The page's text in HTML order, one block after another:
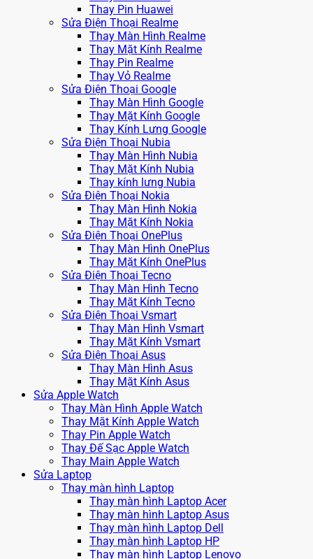
Thay Pin Huawei
Sửa Điện Thoại Realme
Thay Màn Hình Realme
Thay Mặt Kính Realme
Thay Pin Realme
Thay Vỏ Realme
Sửa Điện Thoại Google
Thay Màn Hình Google
Thay Mặt Kính Google
Thay Kính Lưng Google
Sửa Điện Thoại Nubia
Thay Màn Hình Nubia
Thay Mặt Kính Nubia
Thay kính lưng Nubia
Sửa Điện Thoại Nokia
Thay Màn Hình Nokia
Thay Mặt Kính Nokia
Sửa Điện Thoại OnePlus
Thay Màn Hình OnePlus
Thay Mặt Kính OnePlus
Sửa Điện Thoại Tecno
Thay Màn Hình Tecno
Thay Mặt Kính Tecno
Sửa Điện Thoại Vsmart
Thay Màn Hình Vsmart
Thay Mặt Kính Vsmart
Sửa Điện Thoại Asus
Thay Màn Hình Asus
Thay Mặt Kính Asus
Sửa Apple Watch
Thay Màn Hình Apple Watch
Thay Mặt Kính Apple Watch
Thay Pin Apple Watch
Thay Đế Sạc Apple Watch
Thay Main Apple Watch
Sửa Laptop
Thay màn hình Laptop
Thay màn hình Laptop Acer
Thay màn hình Laptop Asus
Thay màn hình Laptop Dell
Thay màn hình Laptop HP
Thay màn hình Laptop Lenovo